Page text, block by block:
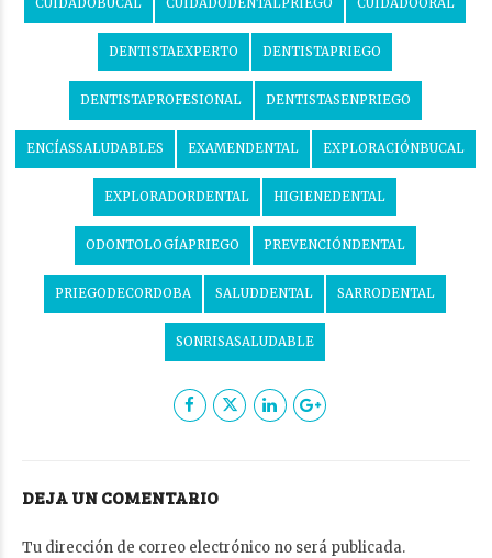
CUIDADOBUCAL CUIDADODENTALPRIEGO CUIDADOORAL
DENTISTAEXPERTO DENTISTAPRIEGO
DENTISTAPROFESIONAL DENTISTASENPRIEGO
ENCÍASSALUDABLES EXAMENDENTAL EXPLORACIÓNBUCAL
EXPLORADORDENTAL HIGIENEDENTAL
ODONTOLOGÍAPRIEGO PREVENCIÓNDENTAL
PRIEGODECORDOBA SALUDDENTAL SARRODENTAL
SONRISASALUDABLE
DEJA UN COMENTARIO
Tu dirección de correo electrónico no será publicada.